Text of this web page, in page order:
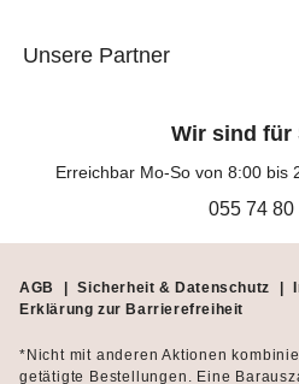
Unsere Partner
Wir sind für
Erreichbar Mo-So von 8:00 bis
055 74 80
AGB | Sicherheit & Datenschutz |
Erklärung zur Barrierefreiheit
*Nicht mit anderen Aktionen
getätigte Bestellungen. Eine